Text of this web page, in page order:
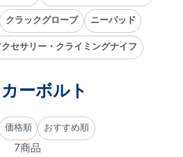
クラックグローブ ニーパッド
クセサリー・クライミングナイフ
ーボルト
価格順 おすすめ順
7商品